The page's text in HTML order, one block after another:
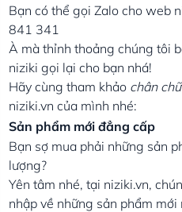
Bạn có thể gọi Zalo cho web
841 341
À mà thỉnh thoảng chúng tôi
niziki gọi lại cho bạn nhá!
Hãy cùng tham khảo chân
niziki.vn của mình nhé:
Sản phẩm mới đẳng cấp
Bạn sợ mua phải những sản
lượng?
Yên tâm nhé, tại niziki.vn,
nhập về những sản phẩm